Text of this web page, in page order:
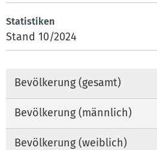
Statistiken
Stand 10/2024
Bevölkerung (gesamt)
Bevölkerung (männlich)
Bevölkerung (weiblich)